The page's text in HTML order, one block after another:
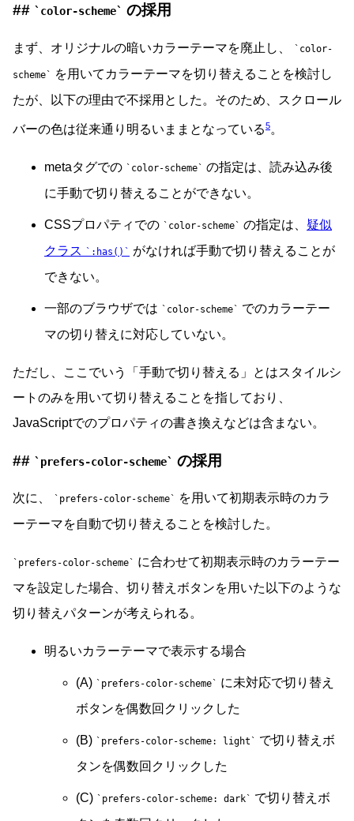
color-scheme の採用
まず、オリジナルの暗いカラーテーマを廃止し、 color-
scheme
を用いてカラーテーマを切り替えることを検討し
たが、以下の理由で不採用とした。そのため、スクロール
バーの色は従来通り明るいままとなっている5。
metaタグでの color-scheme
の指定は、読み込み後
に手動で切り替えることができない。
CSSプロパティでの color-scheme の指定は、 疑似
クラス
:has()
がなければ手動で切り替えることが
できない。
一部のブラウザでは color-scheme
でのカラーテー
マの切り替えに対応していない。
ただし、ここでいう「手動で切り替える」とはスタイルシ
ートのみを用いて切り替えることを指しており、
JavaScriptでのプロパティの書き換えなどは含まない。
prefers-color-scheme の採用
次に、 prefers-color-scheme
を用いて初期表示時のカラ
ーテーマを自動で切り替えることを検討した。
prefers-color-scheme
に合わせて初期表示時のカラーテー
マを設定した場合、切り替えボタンを用いた以下のような
切り替えパターンが考えられる。
明るいカラーテーマで表示する場合
(A) prefers-color-scheme
に未対応で切り替え
ボタンを偶数回クリックした
(B) prefers-color-scheme: light
で切り替えボ
タンを偶数回クリックした
(C) prefers-color-scheme: dark
で切り替えボ